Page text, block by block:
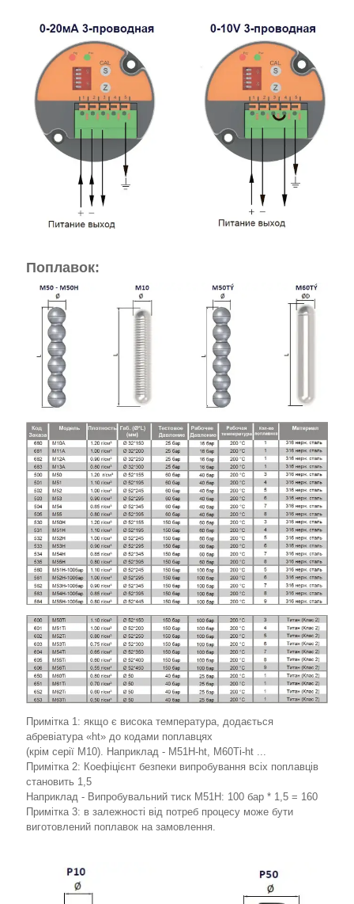
Поплавок:
Примітка 1: якщо є висока температура, додається
абревіатура «ht» до кодами поплавцях
(крім серії M10). Наприклад - M51H-ht, M60Ti-ht ...
Примітка 2: Коефіцієнт безпеки випробування всіх поплавців
становить 1,5
Наприклад - Випробувальний тиск M51H: 100 бар * 1,5 = 160
Примітка 3: в залежності від потреб процесу може бути
виготовлений поплавок на замовлення.